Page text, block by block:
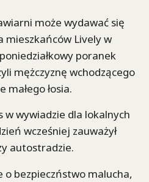
może wydawać się
mieszkańców Lively w
poranek
mężczyznę wchodzącego
łosia.
w wywiadzie dla lokalnych
wcześniej zauważył
autostradzie.
o bezpieczństwo malucha,